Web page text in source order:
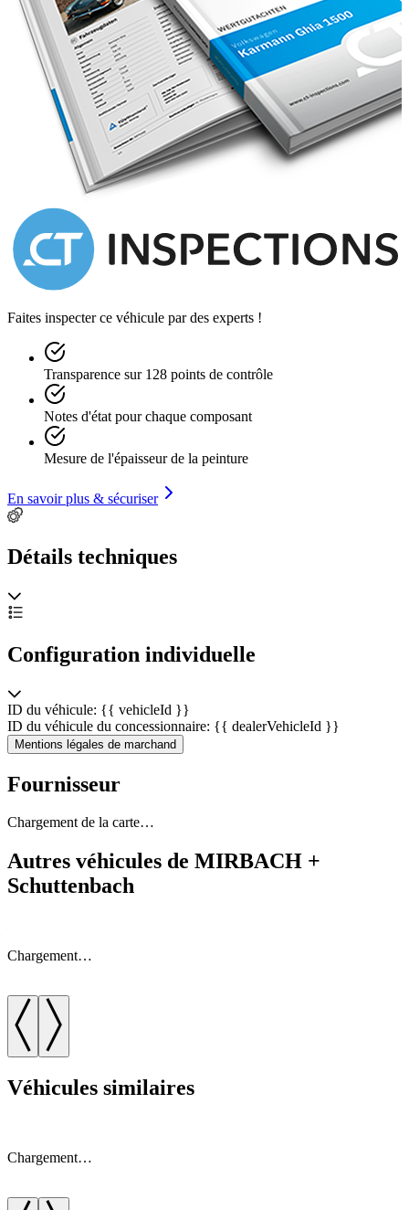
Neben dem verbauten Sportlenkrad ist auch das original MG C
Speichenlenkrad vorhanden, die orginale Innenausstattung ist aus
Kunstleder.
Bewegt wurde der MG C regelmäßig im Sommer und nur bei
schönem Wetter.
Die Laufleistung wird mit 101193 mls angezeigt.
Ein kleiner Sportwagen für den Fahrspaß pur!
---
Probefahrt und Sichtprüfung des Fahrzeuges auf der Hebebühne
sind selbstverständlich nach kurzer Absprache möglich.
Unser erfahrenes und speziell geschultes Mechaniker-Team steht
bereit für Service, Reparaturen und individuelle Änderungswünsche
am Fahrzeug.
homepage unter www.mirbach.de
Faites inspecter ce véhicule par des experts !
Transparence sur 128 points de contrôle
Notes d'état pour chaque composant
Mesure de l'épaisseur de la peinture
En savoir plus & sécuriser
Détails techniques
Configuration individuelle
ID du véhicule: {{ vehicleId }}
ID du véhicule du concessionnaire: {{ dealerVehicleId }}
Mentions légales de marchand
Fournisseur
Chargement de la carte…
Autres véhicules de MIRBACH +
Schuttenbach
Chargement…
Véhicules similaires
Chargement…